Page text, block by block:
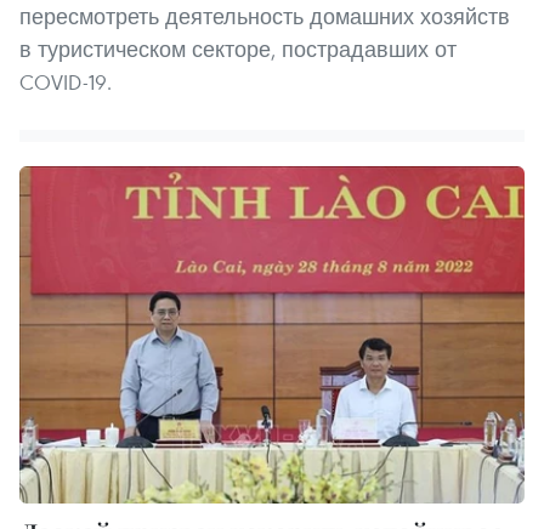
пересмотреть деятельность домашних хозяйств
в туристическом секторе, пострадавших от
COVID-19.